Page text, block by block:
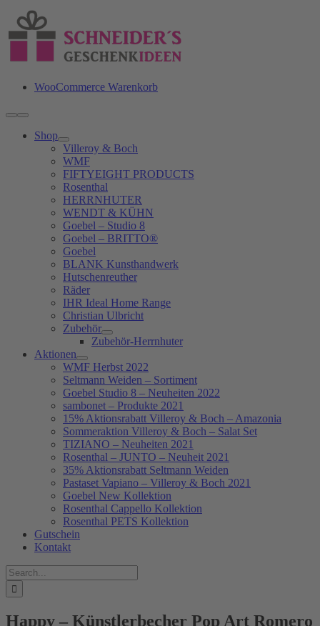
Inhalt
springen
WooCommerce Warenkorb
Toggle
Navigation
Shop
Villeroy & Boch
WMF
FIFTYEIGHT PRODUCTS
Rosenthal
HERRNHUTER
WENDT & KÜHN
Goebel – Studio 8
Goebel – BRITTO®
Goebel
BLANK Kunsthandwerk
Hutschenreuther
Räder
IHR Ideal Home Range
Christian Ulbricht
Zubehör
Zubehör-Herrnhuter
Aktionen
WMF Herbst 2022
Seltmann Weiden – Sortiment
Goebel Studio 8 – Neuheiten 2022
sambonet – Produkte 2021
15% Aktionsrabatt Villeroy & Boch – Amazonia
Sommeraktion Villeroy & Boch – Salat Set
TIZIANO – Neuheiten 2021
Rosenthal – JUNTO – Neuheit 2021
35% Aktionsrabatt Seltmann Weiden
Pastaset Vapiano – Villeroy & Boch 2021
Goebel New Kollektion
Rosenthal Cappello Kollektion
Rosenthal PETS Kollektion
Gutschein
Kontakt
Suche
nach:
Happy – Künstlerbecher Pop Art Romero